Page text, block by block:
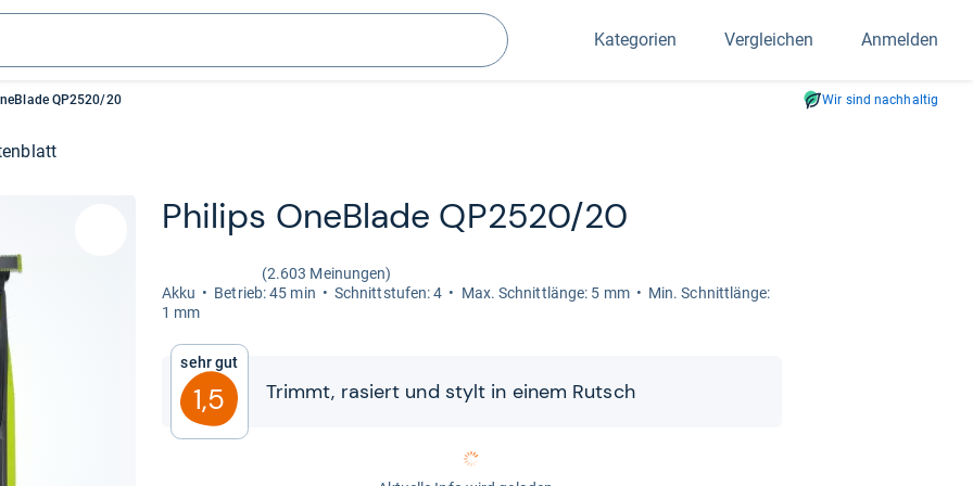
Suchen
Kategorien Vergleichen Anmelden
QP2520/20 Wir sind nachhaltig
Phi­lips OneB­lade QP2520/20
(2.603 Meinungen)
Akku
Betrieb: 45 min Schnitt­stu­fen: 4 Max. Schnitt­länge: 5 mm
Min. Schnitt­länge:
1 mm
Sehr gut
1,5 Trimmt, rasiert und stylt in einem Rutsch